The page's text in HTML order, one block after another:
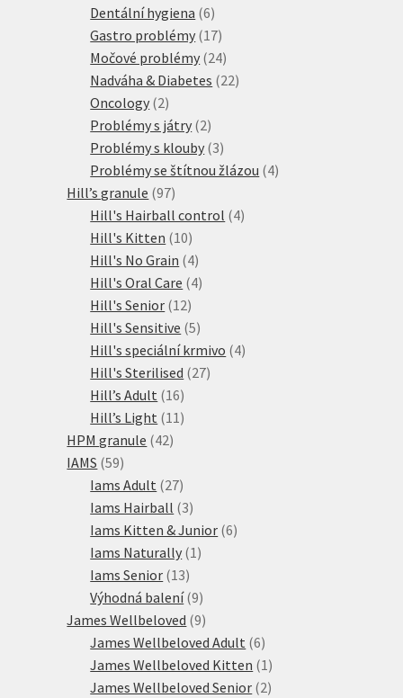
Dentální hygiena 66
produktů
Gastro problémy 1717
produktů
Močové problémy 2424
produktů
Nadváha & Diabetes 2222
Oncology 22
produkty
Problémy s játry 22
produkty
Problémy s klouby 33
produkty
Problémy se štítnou žlázou 44
Hill’s granule 9797
produktů
Hill's Hairball control 44
Hill's Kitten 1010
produktů
Hill's No Grain 44
produkty
Hill's Oral Care 44
Hill's Senior 1212
produktů
Hill's Sensitive 55
produktů
Hill's speciální krmivo 44
Hill's Sterilised 2727
Hill’s Adult 1616
produktů
Hill’s Light 11 11
HPM granule 4242
IAMS 5959
produktů
Iams Adult 2727
produktů
Iams Hairball 33
produkty
Iams Kitten & Junior 66
Iams Naturally 1 1
Iams Senior 1313
produktů
Výhodná balení 99
produktů
James Wellbeloved 99
produktů
James Wellbeloved Adult 66
produktů
James Wellbeloved Kitten 1 1
produkt
James Wellbeloved Senior 22